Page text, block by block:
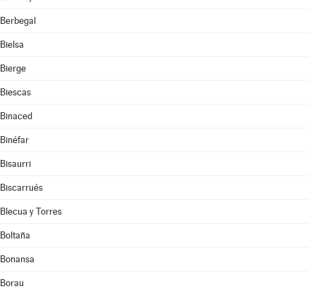
Berbegal
Bielsa
Bierge
Biescas
Binaced
Binéfar
Bisaurri
Biscarrués
Blecua y Torres
Boltaña
Bonansa
Borau